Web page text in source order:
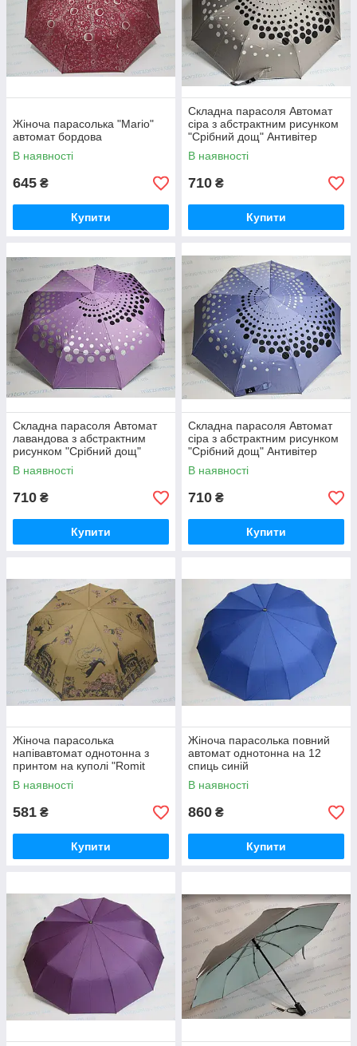
Жіноча парасолька "Mario"
автомат бордова
В наявності
645 ₴
Купити
Складна парасоля Автомат
сіра з абстрактним рисунком
"Срібний дощ" Антивітер
В наявності
710 ₴
Купити
Складна парасоля Автомат
лавандова з абстрактним
рисунком "Срібний дощ"
Антивітер
В наявності
710 ₴
Купити
Складна парасоля Автомат
сіра з абстрактним рисунком
"Срібний дощ" Антивітер
В наявності
710 ₴
Купити
Жіноча парасолька
напівавтомат однотонна з
принтом на куполі "Romit
Umbrella"
В наявності
581 ₴
Купити
Жіноча парасолька повний
автомат однотонна на 12
спиць синій
В наявності
860 ₴
Купити